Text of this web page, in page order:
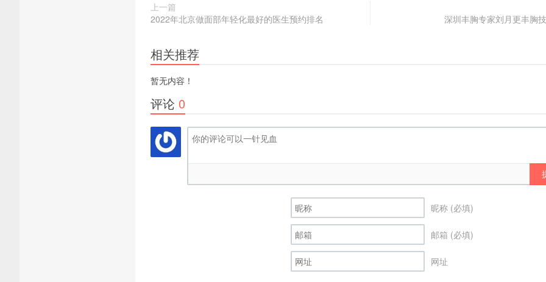
上一篇
2022年北京做面部年轻化最好的医生预约排名
深圳丰胸专家刘月更丰胸
相关推荐
暂无内容！
评论 0
昵称 (必填)
邮箱 (必填)
网址